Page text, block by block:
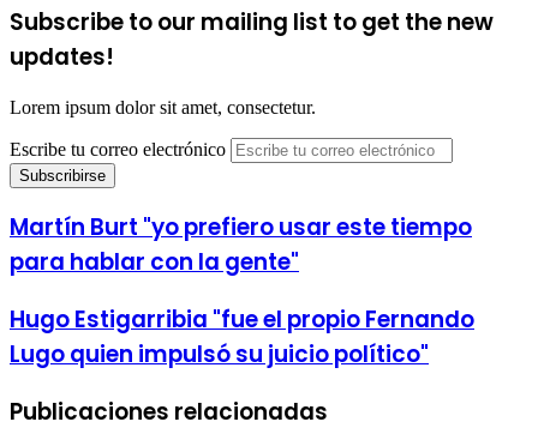
Subscribe to our mailing list to get the new
updates!
Lorem ipsum dolor sit amet, consectetur.
Escribe tu correo electrónico
Martín Burt "yo prefiero usar este tiempo
para hablar con la gente"
Hugo Estigarribia "fue el propio Fernando
Lugo quien impulsó su juicio político"
Publicaciones relacionadas